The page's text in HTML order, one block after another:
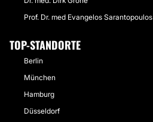
Prof. Dr. med Evangelos Sarantopoulos
TOP-STANDORTE
Berlin
München
Hamburg
Düsseldorf